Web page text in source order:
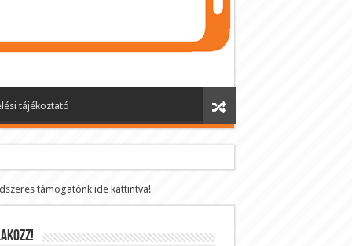
tájékoztató
támogatónk ide kattintva!